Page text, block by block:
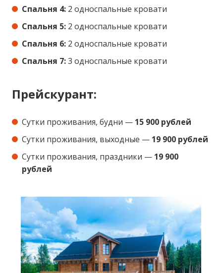
Спальня 4: 2 односпальные кровати
Спальня 5: 2 односпальные кровати
Спальня 6: 2 односпальные кровати
Спальня 7:3 односпальные кровати
Прейскурант:
Сутки проживания, будни — 15 900 рублей
Сутки проживания, выходные — 19 900 рублей
Сутки проживания, праздники — 19 900
рублей